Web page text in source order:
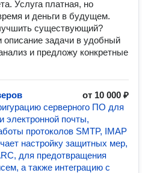
Услуга платная, но
и деньги в будущем.
существующий?
задачи в удобный
и предложу конкретные
от 10 000 ₽
серверного ПО для
электронной почты,
протоколов SMTP, IMAP
настройку защитных мер,
для предотвращения
а также интеграцию с